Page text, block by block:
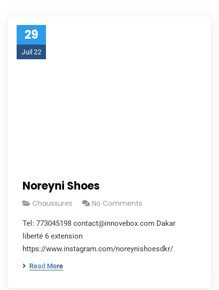
29
Juil 22
Noreyni Shoes
Chaussures No Comments
Tel: 773045198 contact@innovebox.com Dakar
liberté 6 extension
https://www.instagram.com/noreynishoesdkr/
Read More